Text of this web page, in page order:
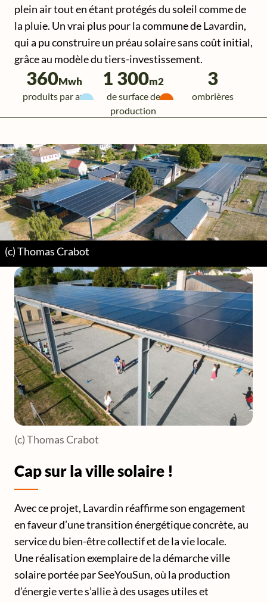
plein air tout en étant protégés du soleil comme de
la pluie. Un vrai plus pour la commune de Lavardin,
qui a pu construire un préau solaire sans coût initial,
grâce au modèle du tiers-investissement.
360Mwh
produits par an
1 300m2
de surface de
production
3
ombrières
(c) Thomas Crabot
(c) Thomas Crabot
Cap sur la ville solaire !
Avec ce projet, Lavardin réaffirme son engagement
en faveur d’une transition énergétique concrète, au
service du bien-être collectif et de la vie locale.
Une réalisation exemplaire de la démarche ville
solaire portée par SeeYouSun, où la production
d’énergie verte s’allie à des usages utiles et